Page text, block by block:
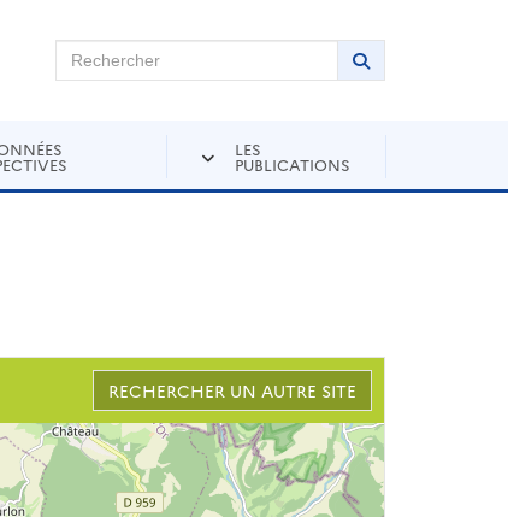
sur Andra Inventaire Rechercher
Lancer la
LES
PUBLICATIONS
RECHERCHER UN AUTRE SITE